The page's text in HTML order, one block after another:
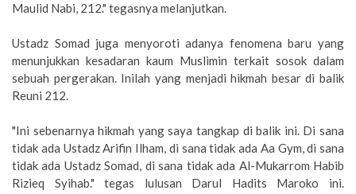
Maulid Nabi, 212." tegasnya melanjutkan.
Ustadz Somad juga menyoroti adanya fenomena baru yang
menunjukkan kesadaran kaum Muslimin terkait sosok dalam
sebuah pergerakan. Inilah yang menjadi hikmah besar di balik
Reuni 212.
"Ini sebenarnya hikmah yang saya tangkap di balik ini. Di sana
tidak ada Ustadz Arifin Ilham, di sana tidak ada Aa Gym, di sana
tidak ada Ustadz Somad, di sana tidak ada Al-Mukarrom Habib
Rizieq Syihab." tegas lulusan Darul Hadits Maroko ini.